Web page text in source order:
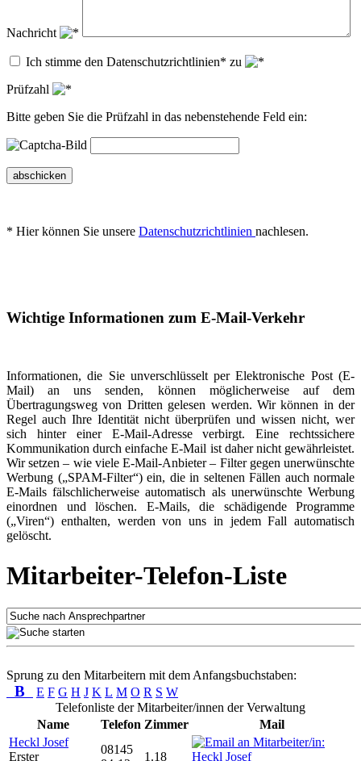
Nachricht
Ich stimme den Datenschutzrichtlinien* zu
Prüfzahl
Bitte geben Sie die Prüfzahl in das nebenstehende Feld ein:
abschicken
* Hier können Sie unsere Datenschutzrichtlinien nachlesen.
Wichtige Informationen zum E-Mail-Verkehr
Informationen, die Sie unverschlüsselt per Elektronische Post (E-
Mail) an uns senden, können möglicherweise auf dem
Übertragungsweg von Dritten gelesen werden. Wir können in der
Regel auch Ihre Identität nicht überprüfen und wissen nicht, wer
sich hinter einer E-Mail-Adresse verbirgt. Eine rechtssichere
Kommunikation durch einfache E-Mail ist daher nicht gewährleistet.
Wir setzen – wie viele E-Mail-Anbieter – Filter gegen unerwünschte
Werbung („SPAM-Filter“) ein, die in seltenen Fällen auch normale
E-Mails fälschlicherweise automatisch als unerwünschte Werbung
einordnen und löschen. E-Mails, die schädigende Programme
(„Viren“) enthalten, werden von uns in jedem Fall automatisch
gelöscht.
Mitarbeiter-Telefon-Liste
Sprung zu den Mitarbeitern mit dem Anfangsbuchstaben:
B E F G H J K L M O R S W
Telefonliste der Mitarbeiter/innen der Verwaltung
Name
Telefon Zimmer
Mail
Heckl Josef
Erster
08145
1.18